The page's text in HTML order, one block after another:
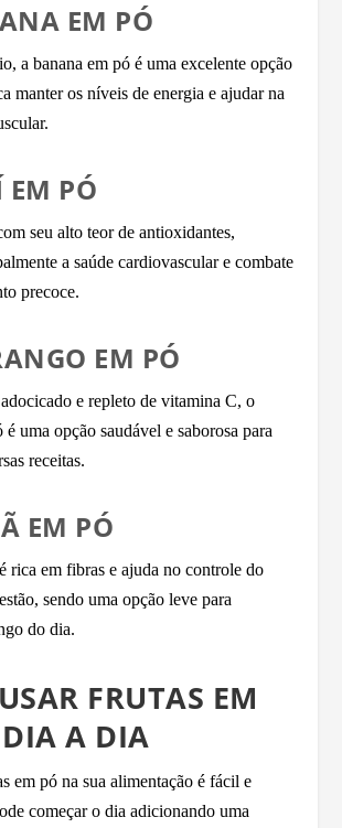
EM PÓ
a banana em pó é uma excelente opção
manter os níveis de energia e ajudar na
EM PÓ
seu alto teor de antioxidantes,
a saúde cardiovascular e combate
precoce.
EM PÓ
e repleto de vitamina C, o
uma opção saudável e saborosa para
receitas.
EM PÓ
rica em fibras e ajuda no controle do
sendo uma opção leve para
do dia.
FRUTAS EM
A DIA
em pó na sua alimentação é fácil e
começar o dia adicionando uma